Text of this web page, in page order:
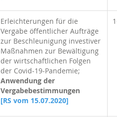
Erleichterungen für die
Vergabe öffentlicher Aufträge
zur Beschleunigung investiver
Maßnahmen zur Bewältigung
der wirtschaftlichen Folgen
der Covid-19-Pandemie;
Anwendung der
Vergabebestimmungen
[RS vom 15.07.2020]